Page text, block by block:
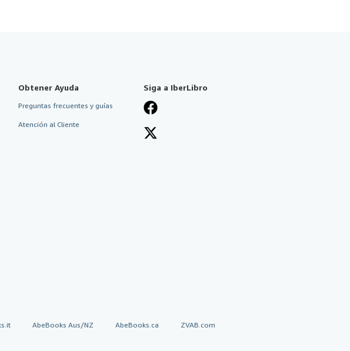
Obtener Ayuda
Preguntas frecuentes y guías
Atención al Cliente
Siga a IberLibro
AbeBooks Aus/NZ AbeBooks.ca ZVAB.com